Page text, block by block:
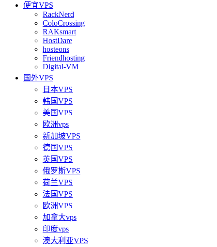
便宜VPS
RackNerd
ColoCrossing
RAKsmart
HostDare
hosteons
Friendhosting
Digital-VM
国外VPS
日本VPS
韩国VPS
美国VPS
欧洲vps
新加坡VPS
德国VPS
英国VPS
俄罗斯VPS
荷兰VPS
法国VPS
欧洲VPS
加拿大vps
印度vps
澳大利亚VPS